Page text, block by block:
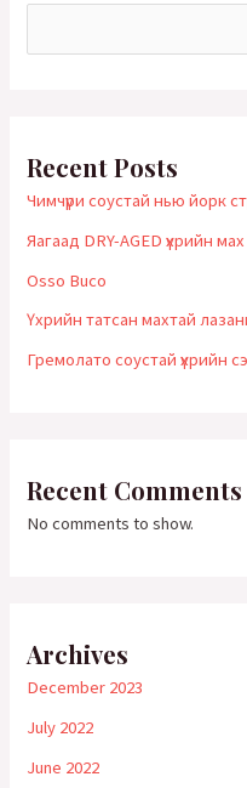
Recent Posts
Чимчүри соустай нью йорк
Яагаад DRY-AGED үхрийн мах
Оsso Buco
Үхрийн татсан махтай
Гремолато соустай үхрийн
Recent Comments
No comments to show.
Archives
December 2023
July 2022
June 2022